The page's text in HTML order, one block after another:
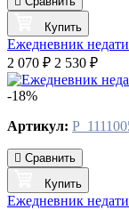
Купить
Ежедневник
2 070 ₽ 2 530 ₽
-18%
Артикул:
Сравнить
Купить
Ежедневник